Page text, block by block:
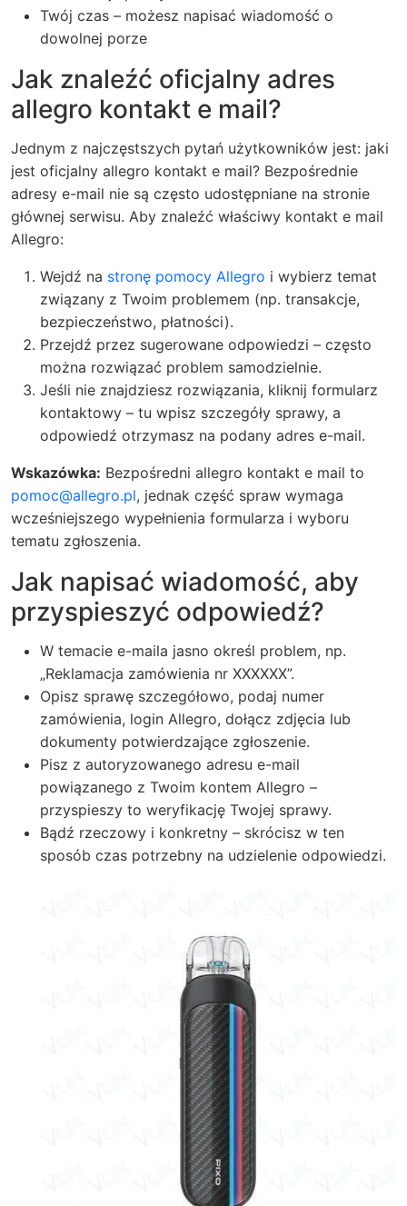
Twój czas – możesz napisać wiadomość o
dowolnej porze
Jak znaleźć oficjalny adres
allegro kontakt e mail?
Jednym z najczęstszych pytań użytkowników jest: jaki
jest oficjalny allegro kontakt e mail? Bezpośrednie
adresy e-mail nie są często udostępniane na stronie
głównej serwisu. Aby znaleźć właściwy kontakt e mail
Allegro:
Wejdź na stronę pomocy Allegro i wybierz temat
związany z Twoim problemem (np. transakcje,
bezpieczeństwo, płatności).
Przejdź przez sugerowane odpowiedzi – często
można rozwiązać problem samodzielnie.
Jeśli nie znajdziesz rozwiązania, kliknij formularz
kontaktowy – tu wpisz szczegóły sprawy, a
odpowiedź otrzymasz na podany adres e-mail.
Wskazówka: Bezpośredni allegro kontakt e mail to
pomoc@allegro.pl, jednak część spraw wymaga
wcześniejszego wypełnienia formularza i wyboru
tematu zgłoszenia.
Jak napisać wiadomość, aby
przyspieszyć odpowiedź?
W temacie e-maila jasno określ problem, np.
„Reklamacja zamówienia nr XXXXXX”.
Opisz sprawę szczegółowo, podaj numer
zamówienia, login Allegro, dołącz zdjęcia lub
dokumenty potwierdzające zgłoszenie.
Pisz z autoryzowanego adresu e-mail
powiązanego z Twoim kontem Allegro –
przyspieszy to weryfikację Twojej sprawy.
Bądź rzeczowy i konkretny – skrócisz w ten
sposób czas potrzebny na udzielenie odpowiedzi.